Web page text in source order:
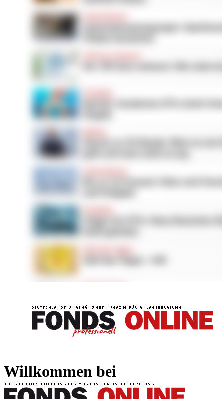
Willkommen bei